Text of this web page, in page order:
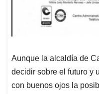
Aunque la alcaldía de
decidir sobre el futuro y
con buenos ojos la